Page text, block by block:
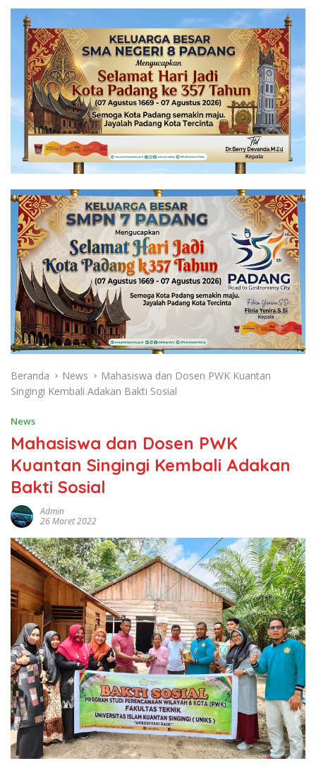
Beranda News
Mahasiswa dan Dosen PWK Kuantan
Singingi Kembali Adakan Bakti Sosial
News
Mahasiswa dan Dosen PWK
Kuantan Singingi Kembali Adakan
Bakti Sosial
Admin
26 Maret 2022